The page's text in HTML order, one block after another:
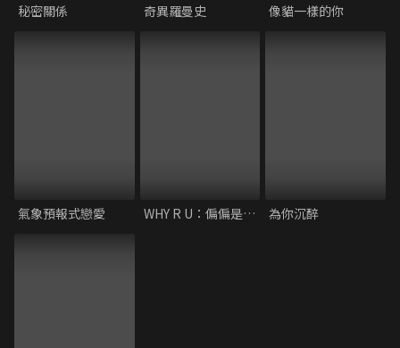
秘密關係 奇異羅曼史 像貓一樣的你
氣象預報式戀愛 WHY R U：偏偏是你？ 為你沉醉